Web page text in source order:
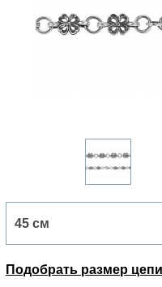
Подобрать размер цепи